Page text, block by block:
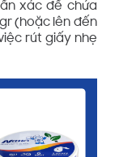
xác để chứa
(hoặc lên đến
rút giấy nhẹ